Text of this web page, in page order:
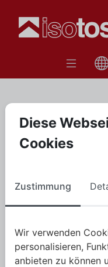
Anmelden
Angemeldet
Diese
Cookies
Zustimmung
Wir verwenden
personalisieren,
anbieten zu können